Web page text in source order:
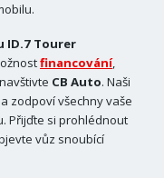
ID.7 Tourer
financování,
CB Auto. Naši
zodpoví všechny vaše
Přijďte si prohlédnout
vůz snoubící